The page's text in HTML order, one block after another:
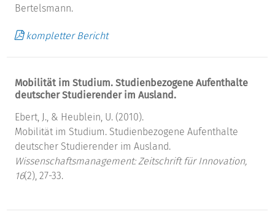
Bertelsmann.
kompletter Bericht
Mobilität im Studium. Studienbezogene Aufenthalte
deutscher Studierender im Ausland.
Ebert, J., & Heublein, U. (2010).
Mobilität im Studium. Studienbezogene Aufenthalte
deutscher Studierender im Ausland.
Wissenschaftsmanagement: Zeitschrift für Innovation,
16(2), 27-33.